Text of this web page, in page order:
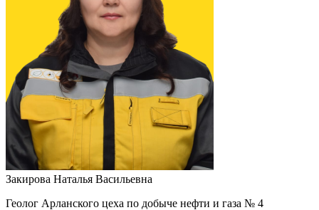
Закирова Наталья Васильевна
Геолог Арланского цеха по добыче нефти и газа № 4